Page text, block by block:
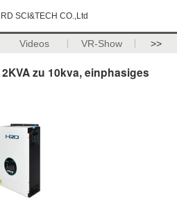
SCI&TECH CO.,Ltd
Videos VR-Show >>
zu 10kva, einphasiges